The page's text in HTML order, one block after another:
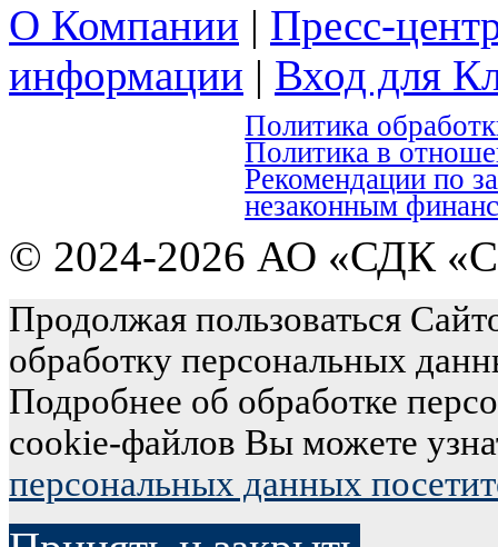
О Компании | Пресс-
информации | Вход для
Политика
Политика в
Рекомендации по
незаконным
© 2024-2026 АО «СДК
Продолжая пользоваться
обработку персональных
Подробнее об обработке
cookie-файлов Вы можете
персональных данных